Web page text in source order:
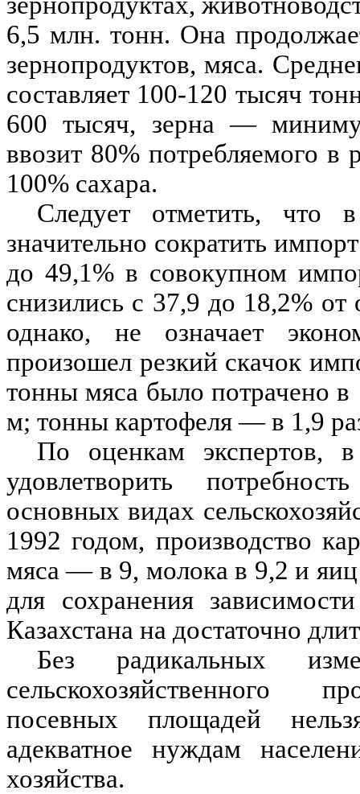
6,5 млн. тонн. Она
зернопродуктов, мяса.
составляет 100-120 тысяч
600 тысяч, зерна —
ввозит 80% потребляемого в
100% сахара.
Следует отметить, что
значительно сократить
до 49,1% в совокупном
снизились с 37,9 до 18,2%
однако, не означает
произошел резкий скачок
тонны мяса было потрачено
м; тонны картофеля — в 1,9
По оценкам экспертов,
удовлетворить
основных видах
1992 годом, производство
мяса — в 9, молока в 9,2 и
для сохранения
Казахстана на достаточно
Без радикальных
сельскохозяйственного
посевных площадей
адекватное нуждам
хозяйства.